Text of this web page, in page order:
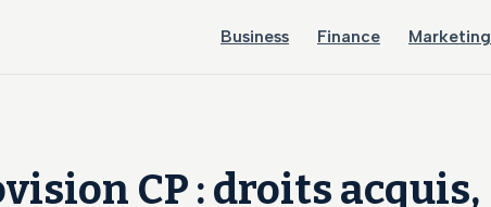
Business Finance Marketing
CP : droits acquis,